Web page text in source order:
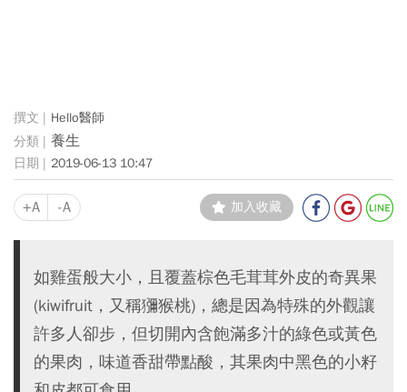
Hello醫師
養生
2019-06-13 10:47
+A -A 加入收藏
如雞蛋般大小，且覆蓋棕色毛茸茸外皮的奇異果
(kiwifruit，又稱獼猴桃)，總是因為特殊的外觀讓
許多人卻步，但切開內含飽滿多汁的綠色或黃色
的果肉，味道香甜帶點酸，其果肉中黑色的小籽